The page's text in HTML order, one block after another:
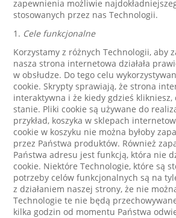
zapewnienia możliwie
stosowanych przez nas Technologii.
1. Cele funkcjonalne
Korzystamy z różnych Technologii, aby
nasza strona internetowa działała
w obsłudze. Do tego celu
cookie. Skrypty sprawiają, że strona
interaktywna i że kiedy gdzieś klikniesz,
stanie. Pliki cookie są używane do
przykład, koszyka w sklepach
cookie w koszyku nie można byłoby
przez Państwa produktów. Również
Państwa adresu jest funkcją, która nie
cookie. Niektóre Technologie, które są
potrzeby celów funkcjonalnych są na
z działaniem naszej strony, że nie
Technologie te nie będą
kilka godzin od momentu Państwa